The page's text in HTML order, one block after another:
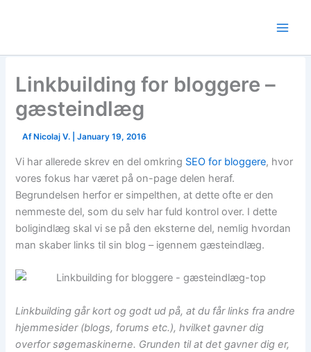
Linkbuilding for bloggere –
gæsteindlæg
Af Nicolaj V. |January 19, 2016
Vi har allerede skrev en del omkring SEO for bloggere, hvor
vores fokus har været på on-page delen heraf.
Begrundelsen herfor er simpelthen, at dette ofte er den
nemmeste del, som du selv har fuld kontrol over. I dette
boligindlæg skal vi se på den eksterne del, nemlig hvordan
man skaber links til sin blog – igennem gæsteindlæg.
Linkbuilding går kort og godt ud på, at du får links fra andre
hjemmesider (blogs, forums etc.), hvilket gavner dig
overfor søgemaskinerne. Grunden til at det gavner dig er,